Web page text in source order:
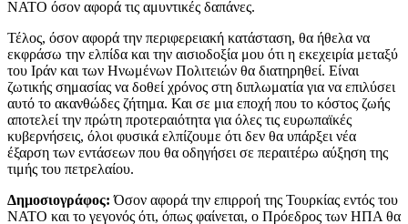
ΝΑΤΟ όσον αφορά τις αμυντικές δαπάνες.
Τέλος, όσον αφορά την περιφερειακή κατάσταση, θα ήθελα να
εκφράσω την ελπίδα και την αισιοδοξία μου ότι η εκεχειρία μεταξύ
του Ιράν και των Ηνωμένων Πολιτειών θα διατηρηθεί. Είναι
ζωτικής σημασίας να δοθεί χρόνος στη διπλωματία για να επιλύσει
αυτό το ακανθώδες ζήτημα. Και σε μια εποχή που το κόστος ζωής
αποτελεί την πρώτη προτεραιότητα για όλες τις ευρωπαϊκές
κυβερνήσεις, όλοι φυσικά ελπίζουμε ότι δεν θα υπάρξει νέα
έξαρση των εντάσεων που θα οδηγήσει σε περαιτέρω αύξηση της
τιμής του πετρελαίου.
Δημοσιογράφος: Όσον αφορά την επιρροή της Τουρκίας εντός του
ΝΑΤΟ και το γεγονός ότι, όπως φαίνεται, ο Πρόεδρος των ΗΠΑ θα